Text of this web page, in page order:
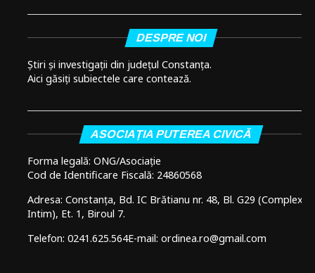
DESPRE NOI
Știri și investigații din județul Constanța.
Aici găsiți subiectele care contează.
ASOCIAȚIA PUTEREA CIVICĂ
Forma legală: ONG/Asociație
Cod de Identificare Fiscală: 24860568
Adresa: Constanța, Bd. IC Brătianu nr. 48, Bl. G29 (Complex
Intim), Et. 1, Biroul 7.
Telefon: 0241.625.564E-mail: ordinea.ro@gmail.com